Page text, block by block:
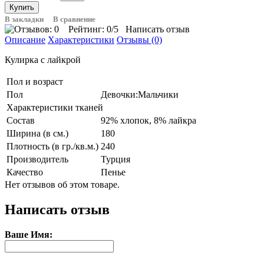
В закладки В сравнение
Рейтинг: 0/5
Написать отзыв
Описание Характеристики Отзывы (0)
Кулирка с лайкрой
Пол и возраст
Пол
Девочки:Мальчики
Характеристики тканей
Состав
92% хлопок, 8% лайкра
Ширина (в см.)
180
Плотность (в гр./кв.м.) 240
Производитель
Турция
Качество
Пенье
Нет отзывов об этом товаре.
Написать отзыв
Ваше Имя: